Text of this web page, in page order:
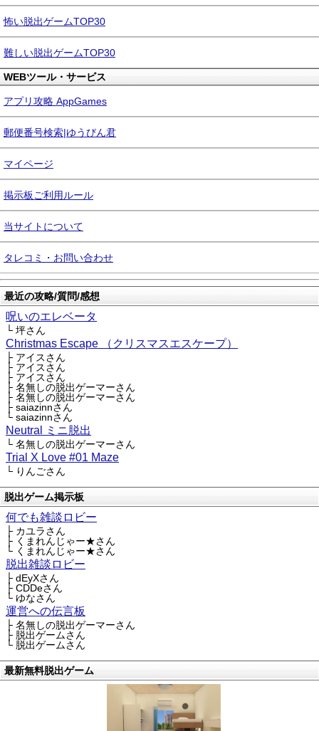
怖い脱出ゲームTOP30
難しい脱出ゲームTOP30
WEBツール・サービス
アプリ攻略 AppGames
郵便番号検索|ゆうびん君
マイページ
掲示板ご利用ルール
当サイトについて
タレコミ・お問い合わせ
最近の攻略/質問/感想
呪いのエレベータ
└ 坪さん
Christmas Escape （クリスマスエスケープ）
├ アイスさん
├ アイスさん
├ アイスさん
├ 名無しの脱出ゲーマーさん
├ 名無しの脱出ゲーマーさん
├ saiazinnさん
└ saiazinnさん
Neutral ミニ脱出
└ 名無しの脱出ゲーマーさん
Trial X Love #01 Maze
└ りんごさん
脱出ゲーム掲示板
何でも雑談ロビー
├ カユラさん
├ くまれんじゃー★さん
└ くまれんじゃー★さん
脱出雑談ロビー
├ dEyXさん
├ CDDeさん
└ ゆなさん
運営への伝言板
├ 名無しの脱出ゲーマーさん
├ 脱出ゲームさん
└ 脱出ゲームさん
最新無料脱出ゲーム